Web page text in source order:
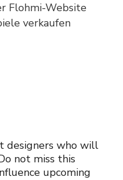
Flohmi-Website
verkaufen
designers who will
not miss this
upcoming